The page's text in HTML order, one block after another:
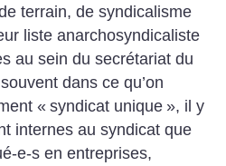
terrain, de syndicalisme
liste anarchosyndicaliste
au sein du secrétariat du
dans ce qu’on
« syndicat unique », il y
internes au syndicat que
e-s en entreprises,